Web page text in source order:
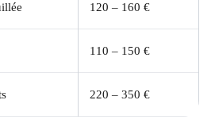
120 – 160 €
110 – 150 €
220 – 350 €